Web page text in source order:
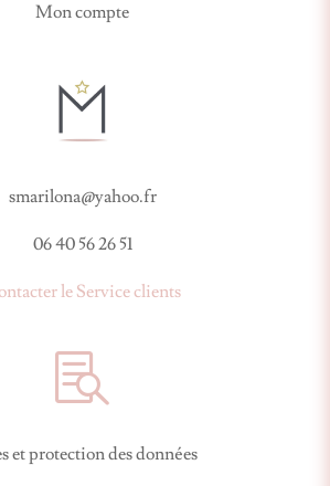
Mon compte
smarilona@yahoo.fr
06 40 56 26 51
le Service clients

et protection des données